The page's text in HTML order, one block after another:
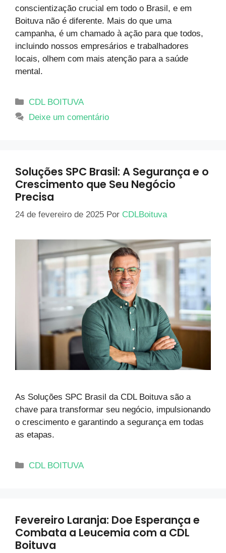
conscientização crucial em todo o Brasil, e em
Boituva não é diferente. Mais do que uma
campanha, é um chamado à ação para que todos,
incluindo nossos empresários e trabalhadores
locais, olhem com mais atenção para a saúde
mental.
CDL BOITUVA
Deixe um comentário
Soluções SPC Brasil: A Segurança e o
Crescimento que Seu Negócio
Precisa
24 de fevereiro de 2025 Por CDLBoituva
As Soluções SPC Brasil da CDL Boituva são a
chave para transformar seu negócio, impulsionando
o crescimento e garantindo a segurança em todas
as etapas.
CDL BOITUVA
Fevereiro Laranja: Doe Esperança e
Combata a Leucemia com a CDL
Boituva